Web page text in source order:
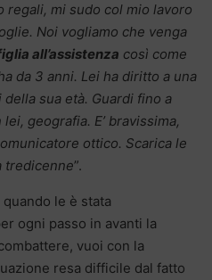
regali, mi sudo col mio lavoro
Noi vogliamo che venga
all’assistenza così come
da 3 anni. Lei ha diritto a una
sua età. Guardi fino a
geografia. E’ bravissima,
ottico. Scarica le
tredicenne”.
le è stata
ogni passo in avanti la
vuoi con la
resa difficile dal fatto